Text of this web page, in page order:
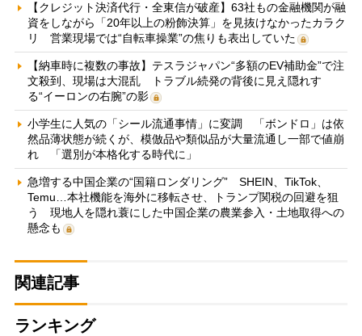
【クレジット決済代行・全東信が破産】63社もの金融機関が融
資をしながら「20年以上の粉飾決算」を見抜けなかったカラク
リ 営業現場では“自転車操業”の焦りも表出していた
【納車時に複数の事故】テスラジャパン“多額のEV補助金”で注
文殺到、現場は大混乱 トラブル続発の背後に見え隠れす
る“イーロンの右腕”の影
小学生に人気の「シール流通事情」に変調 「ボンドロ」は依
然品薄状態が続くが、模倣品や類似品が大量流通し一部で値崩
れ 「選別が本格化する時代に」
急増する中国企業の“国籍ロンダリング” SHEIN、TikTok、
Temu…本社機能を海外に移転させ、トランプ関税の回避を狙
う 現地人を隠れ蓑にした中国企業の農業参入・土地取得への
懸念も
関連記事
ランキング